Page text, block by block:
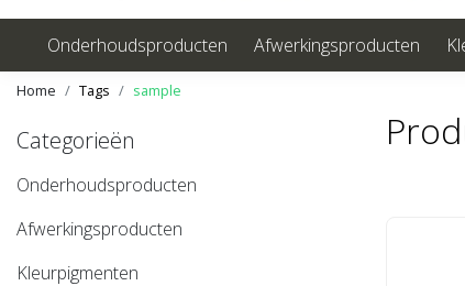
Onderhoudsproducten Afwerkingsproducten
Home Tags sample
Categorieën
Onderhoudsproducten
Afwerkingsproducten
Kleurpigmenten